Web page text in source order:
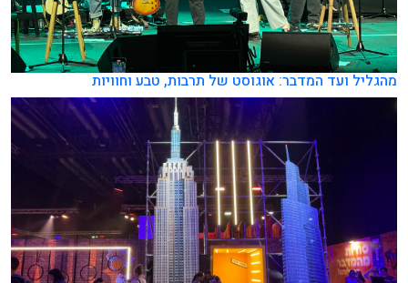
מהגליל ועד המדבר: אוגוסט של תרבות, טבע וחוויות